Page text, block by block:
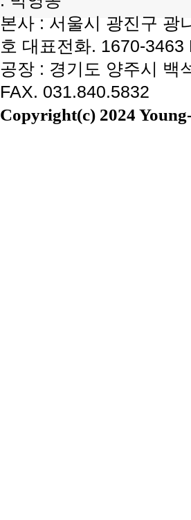
본사 : 서울시 광진구 광
호 대표전화. 1670-
공장 : 경기도 양주시 백
FAX. 031.840.5832
Copyright(c) 2024